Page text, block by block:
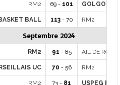
RM2 69 - 101 GOLGOTHS
BALL 113- 70 RM2
Septembre 2024
RM2 91 - 85 AIL DE
UC 70 - 56 RM2
RM2 73 - 81 USPEG